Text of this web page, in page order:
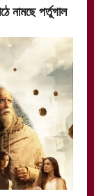
নামছে পর্তুগাল